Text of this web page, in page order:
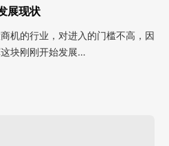
展现状
机的行业，对进入的门槛不高，因
块刚刚开始发展…